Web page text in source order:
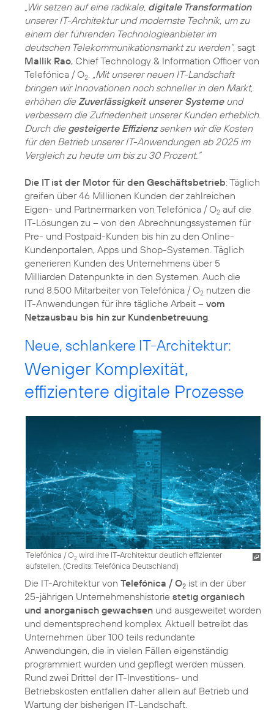
„Wir setzen auf eine radikale, digitale Transformation
unserer IT-Architektur und modernste Technik, um zu
einem der führenden Technologieanbieter im
deutschen Telekommunikationsmarkt zu werden“, sagt
Mallik Rao, Chief Technology & Information Officer von
Telefónica / O2. „Mit unserer neuen IT-Landschaft
bringen wir Innovationen noch schneller in den Markt,
erhöhen dieZuverlässigkeit unserer Systemeund
verbessern die Zufriedenheit unserer Kunden erheblich.
Durch die gesteigerte Effizienzsenken wir die Kosten
für den Betrieb unserer IT-Anwendungen ab 2025 im
Vergleich zu heute um bis zu 30 Prozent.“
Die IT ist der Motor für den Geschäftsbetrieb: Täglich
greifen über 46 Millionen Kunden der zahlreichen
Eigen- und Partnermarken von Telefónica / O2 auf die
IT-Lösungen zu – von den Abrechnungssystemen für
Pre- und Postpaid-Kunden bis hin zu den Online-
Kundenportalen, Apps und Shop-Systemen. Täglich
generieren Kunden des Unternehmens über 5
Milliarden Datenpunkte in den Systemen. Auch die
rund 8.500 Mitarbeiter von Telefónica / O2 nutzen die
IT-Anwendungen für ihre tägliche Arbeit – vom
Netzausbau bis hin zur Kundenbetreuung.
Neue, schlankere IT-Architektur:
Weniger Komplexität,
effizientere digitale Prozesse
Telefónica / O2 wird ihre IT-Architektur deutlich effizienter
aufstellen. (Credits: Telefónica Deutschland)
Die IT-Architektur von Telefónica / O2 ist in der über
25-jährigen Unternehmenshistorie stetig organisch
und anorganisch gewachsen und ausgeweitet worden
und dementsprechend komplex. Aktuell betreibt das
Unternehmen über 100 teils redundante
Anwendungen, die in vielen Fällen eigenständig
programmiert wurden und gepflegt werden müssen.
Rund zwei Drittel der IT-Investitions- und
Betriebskosten entfallen daher allein auf Betrieb und
Wartung der bisherigen IT-Landschaft.